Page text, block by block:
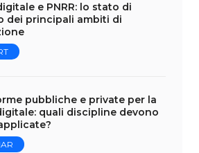
e PNRR: lo stato di
dei principali ambiti di
pubbliche e private per la
quali discipline devono